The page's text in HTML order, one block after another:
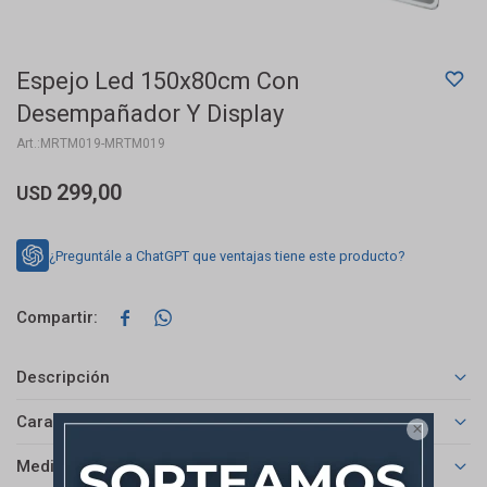

Espejo Led 150x80cm Con
Desempañador Y Display
MRTM019-MRTM019
USD 299,00
¿Preguntále a ChatGPT que ventajas tiene este producto?
 
Descripción
Características
Medios de pago